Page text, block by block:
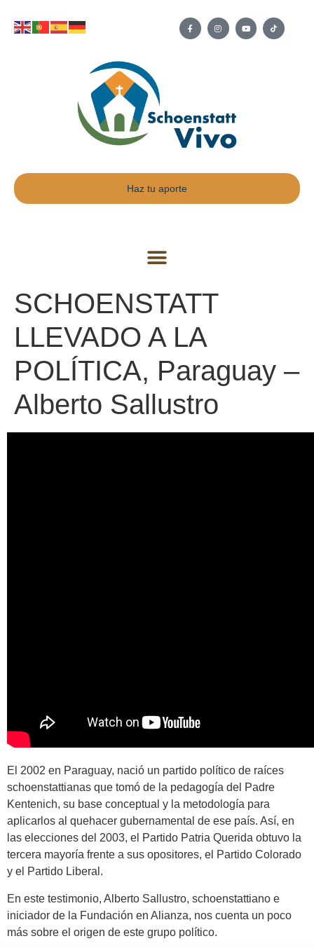
Haz tu aporte
SCHOENSTATT
LLEVADO A LA
POLÍTICA, Paraguay –
Alberto Sallustro
El 2002 en Paraguay, nació un partido político de raíces
schoenstattianas que tomó de la pedagogía del Padre
Kentenich, su base conceptual y la metodología para
aplicarlos al quehacer gubernamental de ese país. Así, en
las elecciones del 2003, el Partido Patria Querida obtuvo la
tercera mayoría frente a sus opositores, el Partido Colorado
y el Partido Liberal.
En este testimonio, Alberto Sallustro, schoenstattiano e
iniciador de la Fundación en Alianza, nos cuenta un poco
más sobre el origen de este grupo político.